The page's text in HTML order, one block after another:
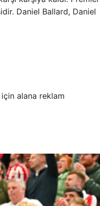
Daniel Ballard, Daniel
alana reklam